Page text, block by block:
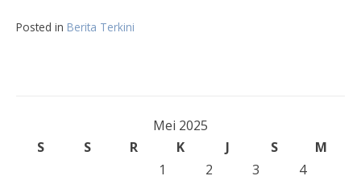
Posted in Berita Terkini
Mei 2025
S
S R K J S
M
1
2 3
4